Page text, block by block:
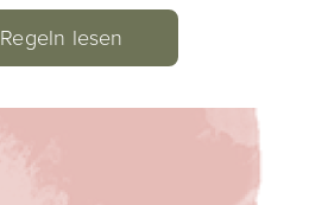
Regeln lesen